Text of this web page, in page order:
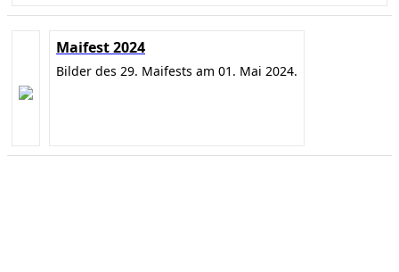
Maifest 2024
Bilder des 29. Maifests am 01. Mai 2024.